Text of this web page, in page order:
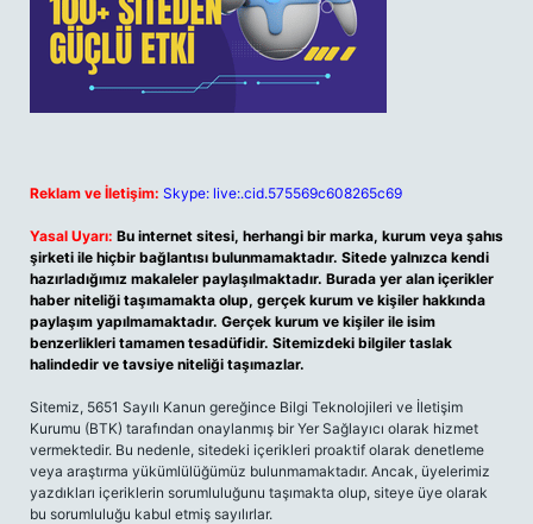
Reklam ve İletişim: Skype: live:.cid.575569c608265c69
Yasal Uyarı: Bu internet sitesi, herhangi bir marka, kurum veya şahıs
şirketi ile hiçbir bağlantısı bulunmamaktadır. Sitede yalnızca kendi
hazırladığımız makaleler paylaşılmaktadır. Burada yer alan içerikler
haber niteliği taşımamakta olup, gerçek kurum ve kişiler hakkında
paylaşım yapılmamaktadır. Gerçek kurum ve kişiler ile isim
benzerlikleri tamamen tesadüfidir. Sitemizdeki bilgiler taslak
halindedir ve tavsiye niteliği taşımazlar.
Sitemiz, 5651 Sayılı Kanun gereğince Bilgi Teknolojileri ve İletişim
Kurumu (BTK) tarafından onaylanmış bir Yer Sağlayıcı olarak hizmet
vermektedir. Bu nedenle, sitedeki içerikleri proaktif olarak denetleme
veya araştırma yükümlülüğümüz bulunmamaktadır. Ancak, üyelerimiz
yazdıkları içeriklerin sorumluluğunu taşımakta olup, siteye üye olarak
bu sorumluluğu kabul etmiş sayılırlar.